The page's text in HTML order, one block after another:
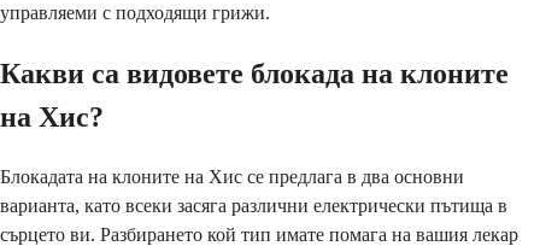
управляеми с подходящи грижи.
Какви са видовете блокада на клоните
на Хис?
Блокадата на клоните на Хис се предлага в два основни
варианта, като всеки засяга различни електрически пътища в
сърцето ви. Разбирането кой тип имате помага на вашия лекар